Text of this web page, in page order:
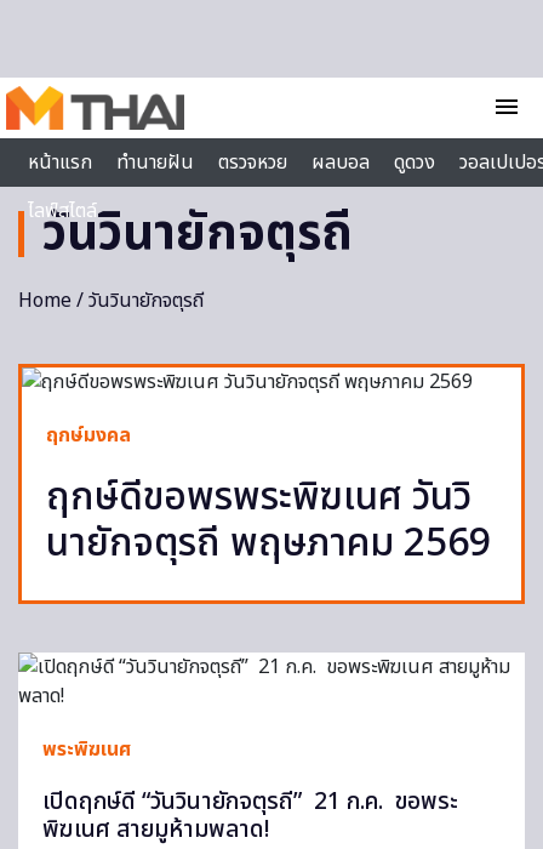
menu
หน้าแรก
ทำนายฝัน ตรวจหวย ผลบอล ดูดวง
วอลเปเป
ไลฟ์สไตล์
วันวินายักจตุรถี
Home/ วันวินายักจตุรถี
ฤกษ์มงคล
ฤกษ์ดีขอพรพระพิฆเนศ วันวิ
นายักจตุรถี พฤษภาคม 2569
พระพิฆเนศ
เปิดฤกษ์ดี “วันวินายักจตุรถี” 21 ก.ค. ขอพระ
พิฆเนศ สายมูห้ามพลาด!